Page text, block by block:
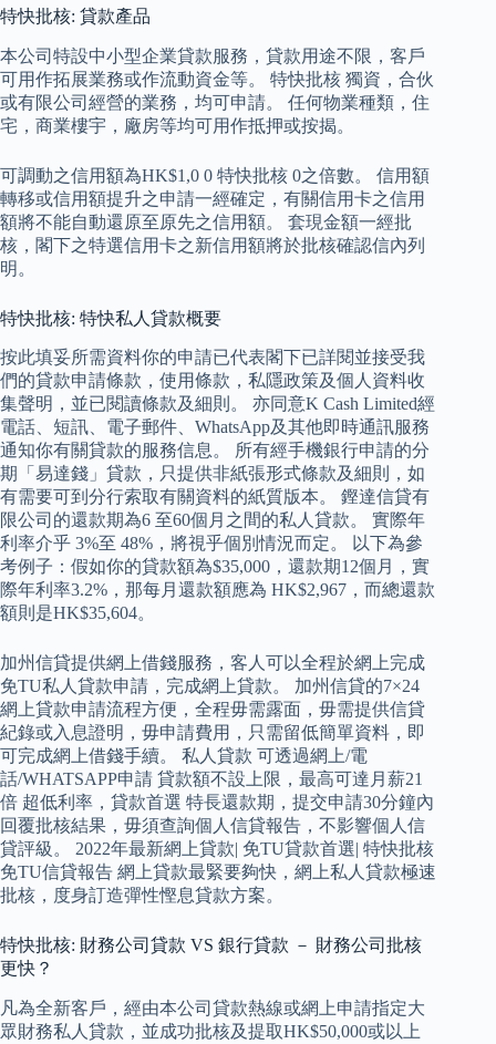
特快批核: 貸款產品
本公司特設中小型企業貸款服務，貸款用途不限，客戶
可用作拓展業務或作流動資金等。 特快批核 獨資，合伙
或有限公司經營的業務，均可申請。 任何物業種類，住
宅，商業樓宇，廠房等均可用作抵押或按揭。
可調動之信用額為HK$1,0 0 特快批核 0之倍數。 信用額
轉移或信用額提升之申請一經確定，有關信用卡之信用
額將不能自動還原至原先之信用額。 套現金額一經批
核，閣下之特選信用卡之新信用額將於批核確認信內列
明。
特快批核: 特快私人貸款概要
按此填妥所需資料你的申請已代表閣下已詳閱並接受我
們的貸款申請條款，使用條款，私隱政策及個人資料收
集聲明，並已閱讀條款及細則。 亦同意K Cash Limited經
電話、短訊、電子郵件、WhatsApp及其他即時通訊服務
通知你有關貸款的服務信息。 所有經手機銀行申請的分
期「易達錢」貸款，只提供非紙張形式條款及細則，如
有需要可到分行索取有關資料的紙質版本。 鏗達信貸有
限公司的還款期為6 至60個月之間的私人貸款。 實際年
利率介乎 3%至 48%，將視乎個別情況而定。 以下為參
考例子：假如你的貸款額為$35,000，還款期12個月，實
際年利率3.2%，那每月還款額應為 HK$2,967，而總還款
額則是HK$35,604。
加州信貸提供網上借錢服務，客人可以全程於網上完成
免TU私人貸款申請，完成網上貸款。 加州信貸的7×24
網上貸款申請流程方便，全程毋需露面，毋需提供信貸
紀錄或入息證明，毋申請費用，只需留低簡單資料，即
可完成網上借錢手續。 私人貸款 可透過網上/電
話/WHATSAPP申請 貸款額不設上限，最高可達月薪21
倍 超低利率，貸款首選 特長還款期，提交申請30分鐘內
回覆批核結果，毋須查詢個人信貸報告，不影響個人信
貸評級。 2022年最新網上貸款| 免TU貸款首選| 特快批核
免TU信貸報告 網上貸款最緊要夠快，網上私人貸款極速
批核，度身訂造彈性慳息貸款方案。
特快批核: 財務公司貸款 VS 銀行貸款 － 財務公司批核
更快？
凡為全新客戶，經由本公司貸款熱線或網上申請指定大
眾財務私人貸款，並成功批核及提取HK$50,000或以上